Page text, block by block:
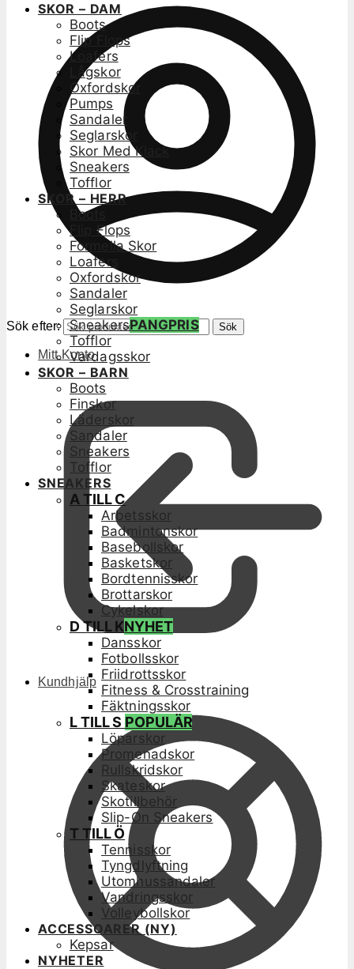
Sök efter: Sök
Mitt Konto
Kundhjälp
SKOR – DAM
Boots
Flip Flops
Loafers
Lågskor
Oxfordskor
Pumps
Sandaler
Seglarskor
Skor Med Klack
Sneakers
Tofflor
SKOR – HERR
Boots
Flip Flops
Formella Skor
Loafers
Oxfordskor
Sandaler
Seglarskor
SneakersPANGPRIS
Tofflor
Vardagsskor
SKOR – BARN
Boots
Finskor
Läderskor
Sandaler
Sneakers
Tofflor
SNEAKERS
A TILL C
Arbetsskor
Badmintonskor
Basebollskor
Basketskor
Bordtennisskor
Brottarskor
Cykelskor
D TILL KNYHET
Dansskor
Fotbollsskor
Friidrottsskor
Fitness & Crosstraining
Fäktningsskor
L TILL S POPULÄR
Löparskor
Promenadskor
Rullskridskor
Skateskor
Skotillbehör
Slip-On Sneakers
T TILL Ö
Tennisskor
Tyngdlyftning
Utomhussandaler
Vandringsskor
Volleybollskor
ACCESSOARER (NY)
Kepsar
NYHETER